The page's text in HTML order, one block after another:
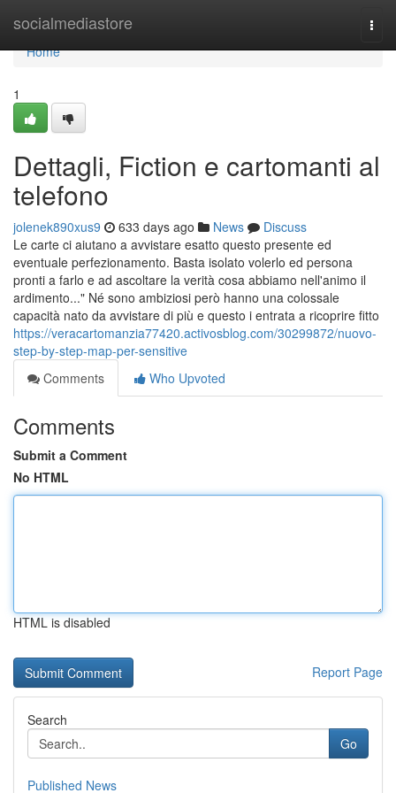
socialmediastore
Home
Home
1
Dettagli, Fiction e cartomanti al
telefono
jolenek890xus9 633 days ago News
Discuss
Le carte ci aiutano a avvistare esatto questo presente ed
eventuale perfezionamento. Basta isolato volerlo ed persona
pronti a farlo e ad ascoltare la verità cosa abbiamo nell'animo il
ardimento..." Né sono ambiziosi però hanno una colossale
capacità nato da avvistare di più e questo i entrata a ricoprire fitto
https://veracartomanzia77420.activosblog.com/30299872/nuovo-
step-by-step-map-per-sensitive
Comments
Who Upvoted
Comments
Submit a Comment
No HTML
HTML is disabled
Report Page
Search
Go
Published News